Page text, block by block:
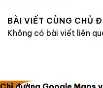
BÀI VIẾT CÙNG CHỦ
Không có bài viết liên